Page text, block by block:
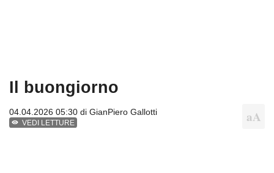
Il buongiorno
04.04.2026 05:30 di GianPiero Gallotti
VEDI LETTURE